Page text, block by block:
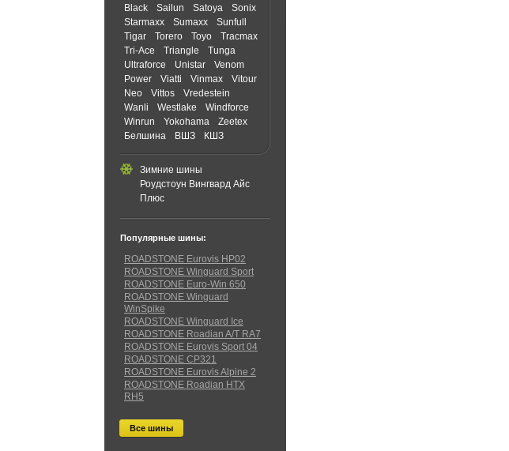
Black
Sailun Satoya
Sonix
Starmaxx
Sumaxx
Sunfull
Tigar
Torero Toyo
Tracmax
Tri-Ace
Triangle
Tunga
Ultraforce
Unistar
Venom
Power
Viatti Vinmax
Vitour
Neo
Vittos
Vredestein
Wanli
Westlake
Windforce
Winrun
Yokohama
Zeetex
Белшина
ВШЗ КШЗ
Зимние шины
Роудстоун Вингвард Айс
Плюс
Популярные шины:
ROADSTONE Eurovis HP02
ROADSTONE Winguard Sport
ROADSTONE Euro-Win 650
ROADSTONE Winguard
WinSpike
ROADSTONE Winguard Ice
ROADSTONE Roadian A/T RA7
ROADSTONE Eurovis Sport 04
ROADSTONE CP321
ROADSTONE Eurovis Alpine 2
ROADSTONE Roadian HTX
RH5
Все шины